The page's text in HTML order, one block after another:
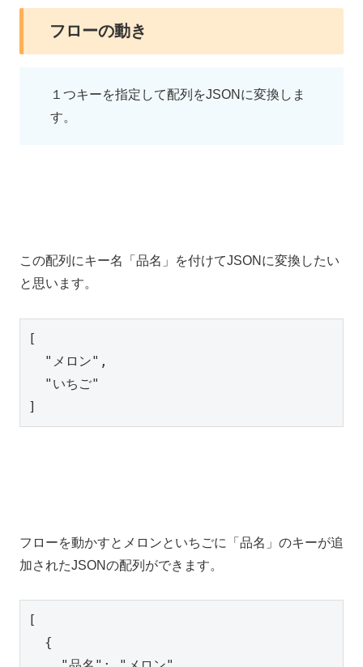
フローの動き
１つキーを指定して配列をJSONに変換しま
す。
この配列にキー名「品名」を付けてJSONに変換したい
と思います。
[
]
フローを動かすとメロンといちごに「品名」のキーが追
加されたJSONの配列ができます。
[